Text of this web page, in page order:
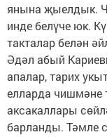
янына җыелдык.
инде белүче юк.
такталар белән
Әдәл абый
апалар, тарих
елларда чишмәне
аксакаллары
барланды. Тәмле